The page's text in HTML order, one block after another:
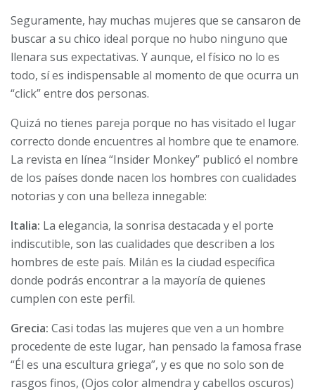
Seguramente, hay muchas mujeres que se cansaron de
buscar a su chico ideal porque no hubo ninguno que
llenara sus expectativas. Y aunque, el físico no lo es
todo, sí es indispensable al momento de que ocurra un
“click” entre dos personas.
Quizá no tienes pareja porque no has visitado el lugar
correcto donde encuentres al hombre que te enamore.
La revista en línea “Insider Monkey” publicó el nombre
de los países donde nacen los hombres con cualidades
notorias y con una belleza innegable:
Italia: La elegancia, la sonrisa destacada y el porte
indiscutible, son las cualidades que describen a los
hombres de este país. Milán es la ciudad específica
donde podrás encontrar a la mayoría de quienes
cumplen con este perfil.
Grecia: Casi todas las mujeres que ven a un hombre
procedente de este lugar, han pensado la famosa frase
“Él es una escultura griega”, y es que no solo son de
rasgos finos, (Ojos color almendra y cabellos oscuros)